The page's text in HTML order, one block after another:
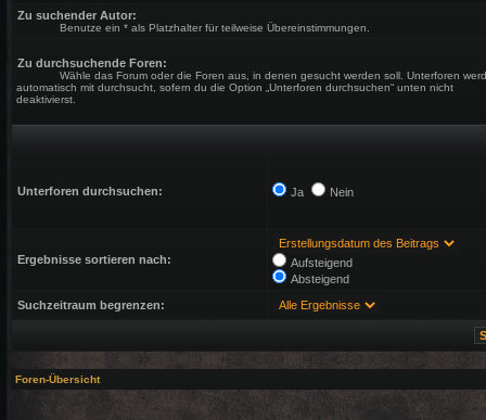
Zu suchender Autor:
Benutze ein * als Platzhalter für teilweise Übereinstimmungen.
Zu durchsuchende Foren:
Wähle das Forum oder die Foren aus, in denen gesucht werden soll. Unterforen
automatisch mit durchsucht, sofern du die Option „Unterforen durchsuchen“ unten nicht
deaktivierst.
Unterforen durchsuchen: Ja Nein
Ergebnisse sortieren nach:
Aufsteigend
Absteigend
Suchzeitraum begrenzen:
Foren-Übersicht